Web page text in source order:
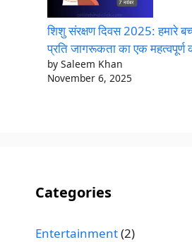
शिशु संरक्षण दिवस 2025: हमारे
प्रति जागरूकता का एक
by Saleem Khan
November 6, 2025
Categories
Entertainment(2)